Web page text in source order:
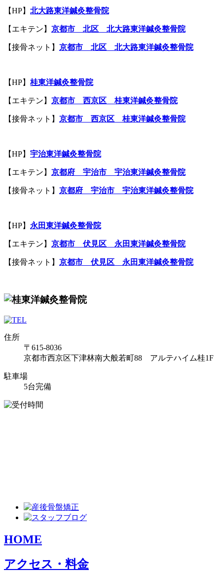
【HP】 北大路東洋鍼灸整骨院
【エキテン】 京都市 北区 北大路東洋鍼灸整骨院
【接骨ネット】 京都市 北区 北大路東洋鍼灸整骨院
【HP】 桂東洋鍼灸整骨院
【エキテン】 京都市 西京区 桂東洋鍼灸整骨院
【接骨ネット】 京都市 西京区 桂東洋鍼灸整骨院
【HP】 宇治東洋鍼灸整骨院
【エキテン】 京都府 宇治市 宇治東洋鍼灸整骨院
【接骨ネット】 京都府 宇治市 宇治東洋鍼灸整骨院
【HP】 永田東洋鍼灸整骨院
【エキテン】 京都市 伏見区 永田東洋鍼灸整骨院
【接骨ネット】 京都市 伏見区 永田東洋鍼灸整骨院
住所
〒615-8036
京都市西京区下津林南大般若町88 アルテハイム桂1F
駐車場
5台完備
HOME
アクセス・料金